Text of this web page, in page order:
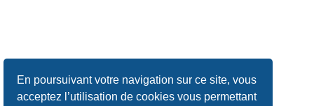
En poursuivant votre navigation sur ce site, vous
acceptez l’utilisation de cookies vous permettant